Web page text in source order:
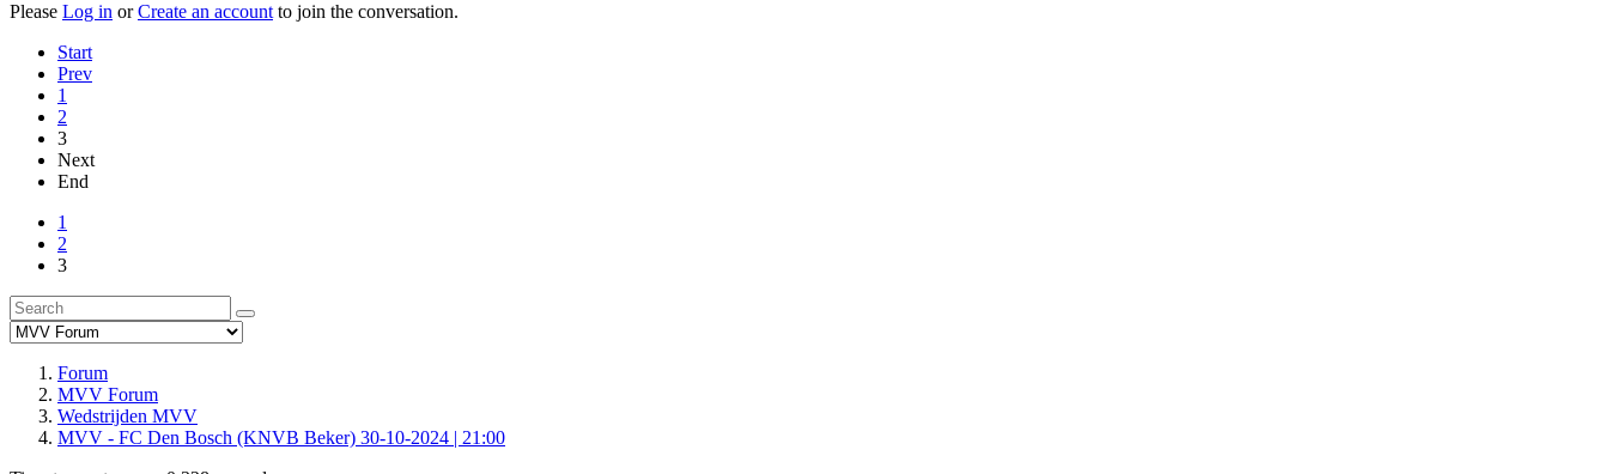
Please Log in orCreate an account to join the conversation.
Start
Prev
1
2
3
Next
End
1
2
3
Forum
MVV Forum
Wedstrijden MVV
MVV - FC Den Bosch (KNVB Beker) 30-10-2024 | 21:00